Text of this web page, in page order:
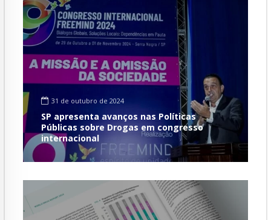
31 de outubro de 2024
SP apresenta avanços nas Políticas
Públicas sobre Drogas em congresso
internacional